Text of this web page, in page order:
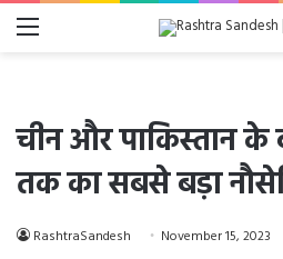
Menu
चीन और पाकिस्तान के
तक का सबसे बड़ा
RashtraSandesh November 15, 2023